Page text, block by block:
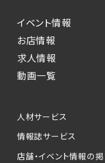
イベント情報
お店情報
求人情報
動画一覧
人材サービス
情報誌サービス
店舗・イベント情報の